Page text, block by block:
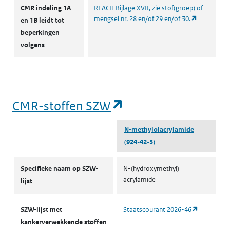
CMR indeling 1A
en 1B leidt tot
beperkingen
volgens
REACH Bijlage XVII, zie stof(groep) of
mengsel nr. 28 en/of 29 en/of 30.
CMR-stoffen SZW
N-methylol­acrylamide
(924-42-5)
Specifieke naam op SZW-
lijst
N-(hydroxymethyl)
acrylamide
SZW-lijst met
kankerverwekkende stoffen
Staatscourant 2026-46